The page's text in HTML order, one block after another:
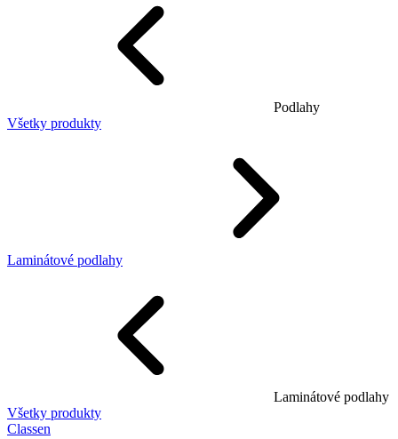
Podlahy
Všetky produkty
Laminátové podlahy
Laminátové podlahy
Všetky produkty
Classen